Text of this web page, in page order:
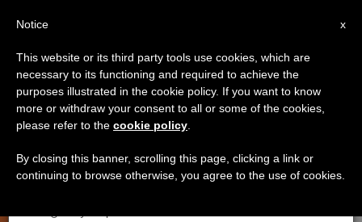
JÓVENES
×
Aviso importante
Del 27 de julio al 7 de agosto haremos la pausa
anual, aprovechando que en el periodo de verano
se generan menos informaciones y también el
x
Notice
This website or its third party tools use cookies, which are
necessary to its functioning and required to achieve the
purposes illustrated in the cookie policy. If you want to know
more or withdraw your consent to all or some of the cookies,
please refer to the cookie policy
By closing this banner, scrolling this page, clicking a link or
continuing to browse otherwise, you agree to the use of cookies.